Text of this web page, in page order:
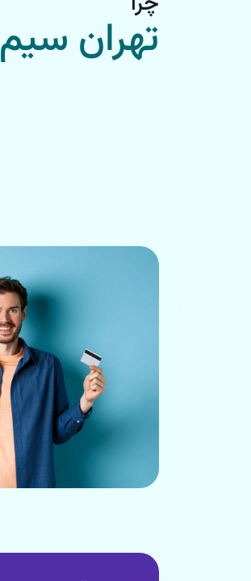
تهران سیم